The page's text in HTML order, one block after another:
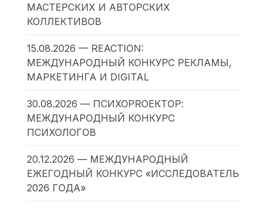
МАСТЕРСКИХ И АВТОРСКИХ
КОЛЛЕКТИВОВ
15.08.2026 — REACTION:
МЕЖДУНАРОДНЫЙ КОНКУРС РЕКЛАМЫ,
МАРКЕТИНГА И DIGITAL
30.08.2026 — ПСИХОPROЕКТОР:
МЕЖДУНАРОДНЫЙ КОНКУРС
ПСИХОЛОГОВ
20.12.2026 — МЕЖДУНАРОДНЫЙ
ЕЖЕГОДНЫЙ КОНКУРС «ИССЛЕДОВАТЕЛЬ
2026 ГОДА»